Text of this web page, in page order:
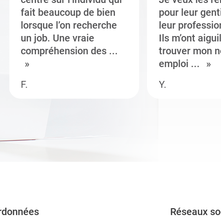
fait beaucoup de bien
lorsque l’on recherche
un job. Une vraie
compréhension des ...
F.
pour leur
leur
Ils m’ont
trouver mon
emploi ...
Y.
Réseaux